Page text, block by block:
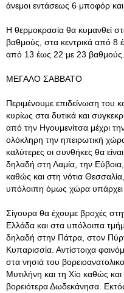
άνεμοι εντάσεως 6 μποφόρ
Η θερμοκρασία θα κυμανθεί
βαθμούς, στα κεντρικά από 8
από 13 έως 22 με 23 βαθμούς.
ΜΕΓΑΛΟ ΣΑΒΒΑΤΟ
Περιμένουμε επιδείνωση του
κυρίως στα δυτικά και
από την Ηγουμενίτσα μέχρι
ολόκληρη την ηπειρωτική
καλύτερες οι συνθήκες θα
δηλαδή στη Λαμία, την Εύβοια,
καθώς και στη νότια
υπόλοιπη όμως χώρα υπάρχει
Σίγουρα θα έχουμε βροχές
Ελλάδα και στα υπόλοιπα
δηλαδή στην Πάτρα, στον
Κυπαρισσία. Αντίστοιχα
στα νησιά του
Μυτιλήνη και τη Χίο καθώς
βορειότερα Δωδεκάνησα.